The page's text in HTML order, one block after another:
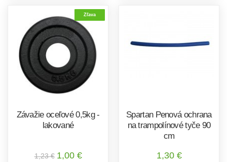
Zľava
Závažie oceľové 0,5kg -
lakované
1,23 € 1,00 €
Spartan Penová ochrana
na trampolínové tyče 90
cm
1,30 €